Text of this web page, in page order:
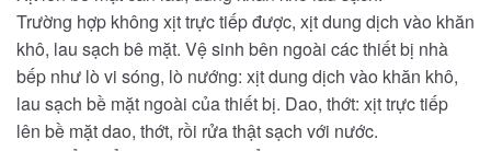
Trường hợp không xịt trực tiếp được, xịt dung dịch vào khăn
khô, lau sạch bê mặt. Vệ sinh bên ngoài các thiết bị nhà
bếp như lò vi sóng, lò nướng: xịt dung dịch vào khăn khô,
lau sạch bề mặt ngoài của thiết bị. Dao, thớt: xịt trực tiếp
lên bề mặt dao, thớt, rồi rửa thật sạch với nước.